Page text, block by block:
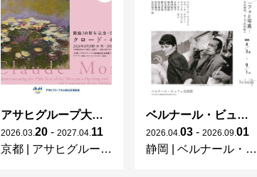
アサヒグループ大山崎山荘美術館 開館30周年記念展「没後100年 クロード・モネ」
2026 03 20 - 2027 04 11
京都
アサヒグループ大山崎山荘美術館
ベルナール・ビュフェと写真 ーカメラがとらえたビュフェとその時代、そして21 世紀へ
2026 04 03 - 2026 09 01
静岡
ベルナール・ビュフェ美術館